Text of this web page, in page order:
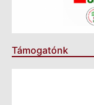
Támogatónk